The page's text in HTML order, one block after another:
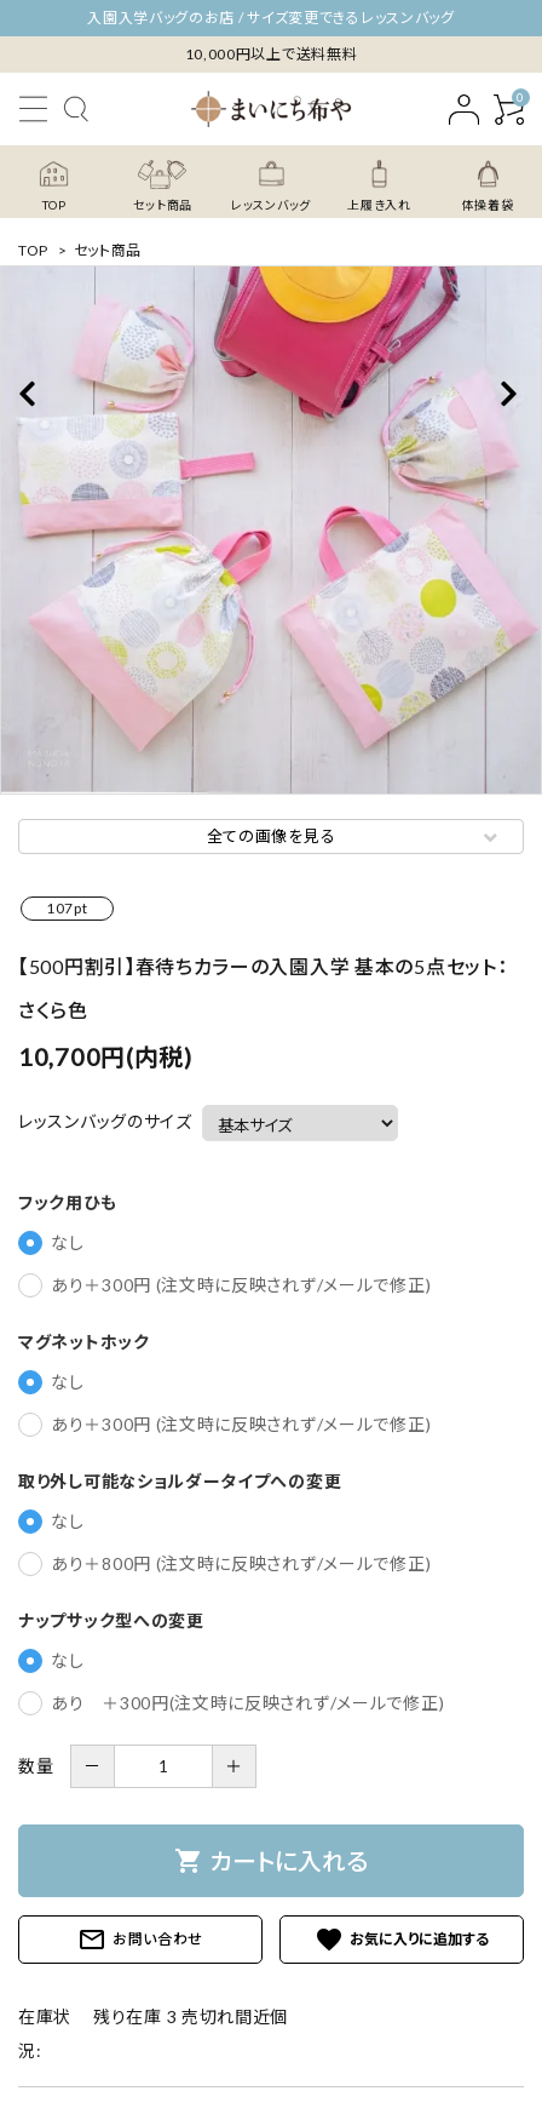
入園入学バッグのお店 / サイズ変更できるレッスンバッグ
10,000円以上で送料無料
0
TOP セット商品 レッスンバッグ 上履き入れ 体操着袋
TOP > セット商品
全ての画像を見る
107pt
【500円割引】春待ちカラーの入園入学 基本の5点セット：
さくら色
10,700円(内税)
レッスンバッグのサイズ
フック用ひも
なし
あり＋300円 (注文時に反映されず/メールで修正)
マグネットホック
なし
あり＋300円 (注文時に反映されず/メールで修正)
取り外し可能なショルダータイプへの変更
なし
あり＋800円 (注文時に反映されず/メールで修正)
ナップサック型への変更
なし
あり ＋300円(注文時に反映されず/メールで修正)
数量 － ＋
shopping_cart カートに入れる
mail_outline お問い合わせ favorite
在庫状
況:
残り在庫 3 売切れ間近個